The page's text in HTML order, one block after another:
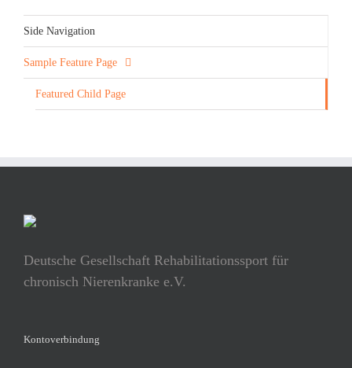
Side Navigation
Sample Feature Page
Featured Child Page
Deutsche Gesellschaft Rehabilitationssport für
chronisch Nierenkranke e.V.
Kontoverbindung